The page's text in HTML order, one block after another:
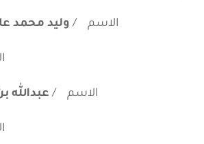
الاسم / وليد محمد
الاسم / عبدالله